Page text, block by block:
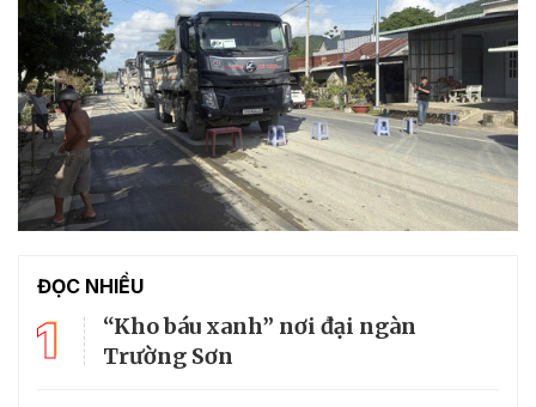
ĐỌC NHIỀU
1
“Kho báu xanh” nơi đại ngàn
Trường Sơn